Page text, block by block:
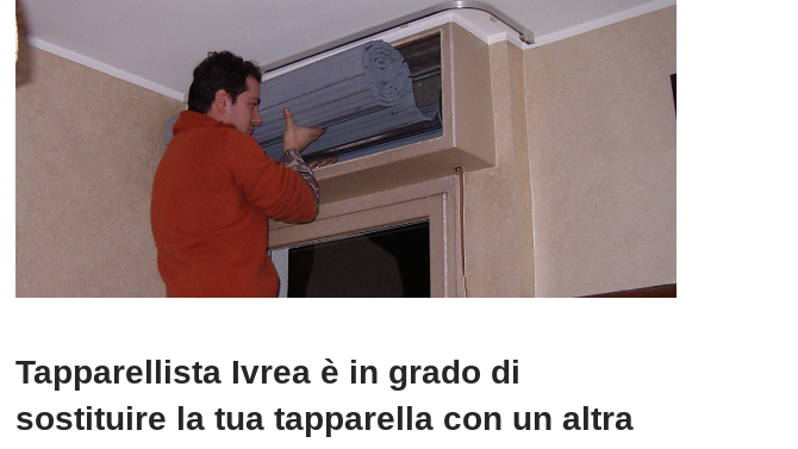
Tapparellista Ivrea è in grado di
sostituire la tua tapparella con un altra